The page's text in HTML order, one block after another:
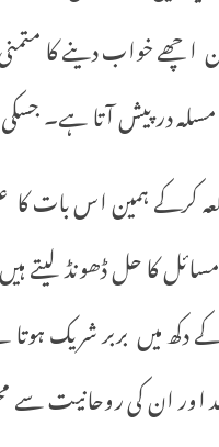
اچھے خواب دینے کا
مسلہ درپیش آتا ہے۔
کرکے ہمین اس بات
مسائل کا حل ڈھونڈ
دکھ میں بربر شریک
اور ان کی روحانیت سے